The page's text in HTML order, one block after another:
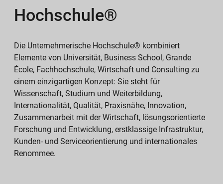
Hochschule®
Die Unternehmerische Hochschule® kombiniert
Elemente von Universität, Business School, Grande
École, Fachhochschule, Wirtschaft und Consulting zu
einem einzigartigen Konzept: Sie steht für
Wissenschaft, Studium und Weiterbildung,
Internationalität, Qualität, Praxisnähe, Innovation,
Zusammenarbeit mit der Wirtschaft, lösungsorientierte
Forschung und Entwicklung, erstklassige Infrastruktur,
Kunden- und Serviceorientierung und internationales
Renommee.